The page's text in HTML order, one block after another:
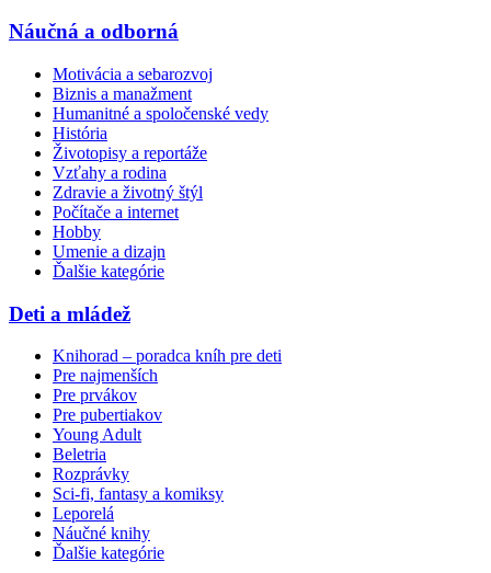
Náučná a odborná
Motivácia a sebarozvoj
Biznis a manažment
Humanitné a spoločenské vedy
História
Životopisy a reportáže
Vzťahy a rodina
Zdravie a životný štýl
Počítače a internet
Hobby
Umenie a dizajn
Ďalšie kategórie
Deti a mládež
Knihorad – poradca kníh pre deti
Pre najmenších
Pre prvákov
Pre pubertiakov
Young Adult
Beletria
Rozprávky
Sci-fi, fantasy a komiksy
Leporelá
Náučné knihy
Ďalšie kategórie